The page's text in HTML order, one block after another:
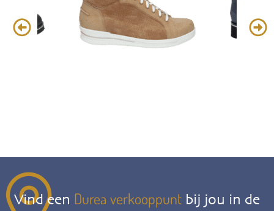
Vind een Durea verkooppunt bij jou in de